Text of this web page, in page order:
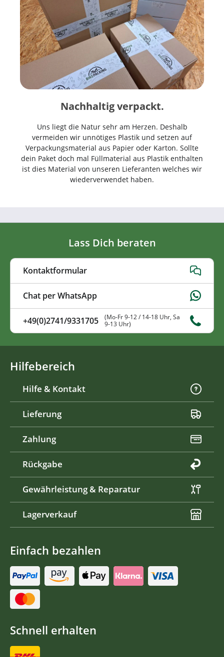
Nachhaltig verpackt.
Uns liegt die Natur sehr am Herzen. Deshalb
vermeiden wir unnötiges Plastik und setzen auf
Verpackungsmaterial aus Papier oder Karton. Sollte
dein Paket doch mal Füllmaterial aus Plastik enthalten
ist dies Material von unseren Lieferanten welches wir
wiederverwendet haben.
Lass Dich beraten
Kontaktformular
Chat per WhatsApp
+49(0)2741/9331705
(Mo-Fr 9-12 / 14-18 Uhr, Sa
9-13 Uhr)
Hilfebereich
Hilfe & Kontakt
Lieferung
Zahlung
Rückgabe
Gewährleistung & Reparatur
Lagerverkauf
Einfach bezahlen
Schnell erhalten